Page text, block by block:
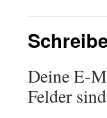
Deine E-
Felder